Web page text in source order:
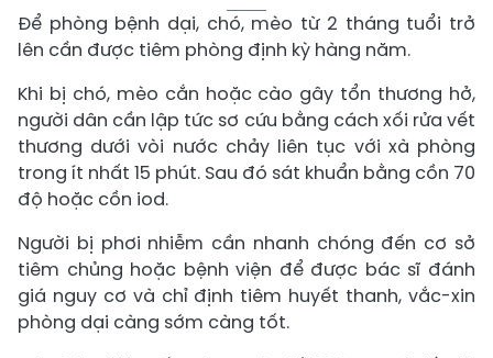
Để phòng bệnh dại, chó, mèo từ 2 tháng tuổi trở
lên cần được tiêm phòng định kỳ hàng năm.
Khi bị chó, mèo cắn hoặc cào gây tổn thương hở,
người dân cần lập tức sơ cứu bằng cách xối rửa vết
thương dưới vòi nước chảy liên tục với xà phòng
trong ít nhất 15 phút. Sau đó sát khuẩn bằng cồn 70
độ hoặc cồn iod.
Người bị phơi nhiễm cần nhanh chóng đến cơ sở
tiêm chủng hoặc bệnh viện để được bác sĩ đánh
giá nguy cơ và chỉ định tiêm huyết thanh, vắc-xin
phòng dại càng sớm càng tốt.